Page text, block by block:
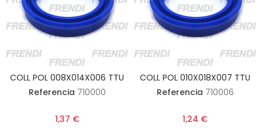
COLL POL 008X014X006 TTU
Referencia 710000
1,37 €
COLL POL 010X018X007 TTU
Referencia 710006
1,24 €